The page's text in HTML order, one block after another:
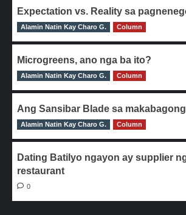
Expectation vs. Reality sa
0
Alamin Natin Kay Charo G. Column
Microgreens, ano nga ba ito?
0
Alamin Natin Kay Charo G. Column
Ang Sansibar Blade sa
0
Alamin Natin Kay Charo G. Column
Dating Batilyo ngayon ay supplier
restaurant
0